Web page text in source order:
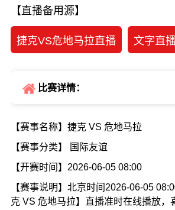
【直播备用源】
捷克VS危地马拉直播 文字直
比赛详情：
【赛事名称】捷克 VS 危地马拉
【赛事分类】 国际友谊
【开赛时间】2026-06-05 08:00
【赛事说明】北京时间2026-06-05
克 VS 危地马拉】直播准时在线播放，